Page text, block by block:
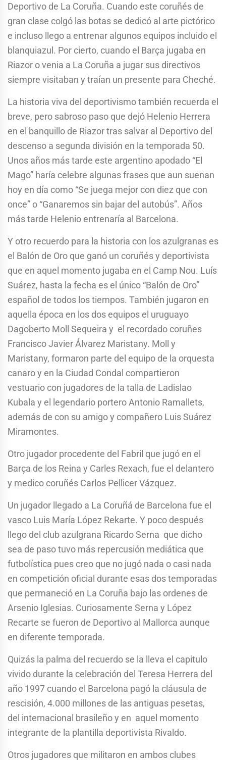
Deportivo de La Coruña. Cuando este coruñés de
gran clase colgó las botas se dedicó al arte pictórico
e incluso llego a entrenar algunos equipos incluido el
blanquiazul. Por cierto, cuando el Barça jugaba en
Riazor o venia a La Coruña a jugar sus directivos
siempre visitaban y traían un presente para Cheché.
La historia viva del deportivismo también recuerda el
breve, pero sabroso paso que dejó Helenio Herrera
en el banquillo de Riazor tras salvar al Deportivo del
descenso a segunda división en la temporada 50.
Unos años más tarde este argentino apodado “El
Mago” haría celebre algunas frases que aun suenan
hoy en día como “Se juega mejor con diez que con
once” o “Ganaremos sin bajar del autobús”. Años
más tarde Helenio entrenaría al Barcelona.
Y otro recuerdo para la historia con los azulgranas es
el Balón de Oro que ganó un coruñés y deportivista
que en aquel momento jugaba en el Camp Nou. Luís
Suárez, hasta la fecha es el único “Balón de Oro”
español de todos los tiempos. También jugaron en
aquella época en los dos equipos el uruguayo
Dagoberto Moll Sequeira y el recordado coruñes
Francisco Javier Álvarez Maristany. Moll y
Maristany, formaron parte del equipo de la orquesta
canaro y en la Ciudad Condal compartieron
vestuario con jugadores de la talla de Ladislao
Kubala y el legendario portero Antonio Ramallets,
además de con su amigo y compañero Luis Suárez
Miramontes.
Otro jugador procedente del Fabril que jugó en el
Barça de los Reina y Carles Rexach, fue el delantero
y medico coruñés Carlos Pellicer Vázquez.
Un jugador llegado a La Coruñá de Barcelona fue el
vasco Luis María López Rekarte. Y poco después
llego del club azulgrana Ricardo Serna que dicho
sea de paso tuvo más repercusión mediática que
futbolística pues creo que no jugó nada o casi nada
en competición oficial durante esas dos temporadas
que permaneció en La Coruña bajo las ordenes de
Arsenio Iglesias. Curiosamente Serna y López
Recarte se fueron de Deportivo al Mallorca aunque
en diferente temporada.
Quizás la palma del recuerdo se la lleva el capitulo
vivido durante la celebración del Teresa Herrera del
año 1997 cuando el Barcelona pagó la cláusula de
rescisión, 4.000 millones de las antiguas pesetas,
del internacional brasileño y en aquel momento
integrante de la plantilla deportivista Rivaldo.
Otros jugadores que militaron en ambos clubes